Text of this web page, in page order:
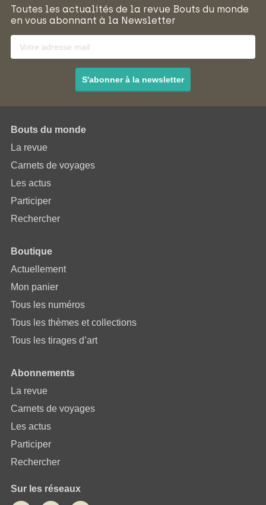
Toutes les actualités de la revue Bouts du monde
en vous abonnant à la Newsletter
S'abonner à la newsletter
Bouts du monde
La revue
Carnets de voyages
Les actus
Participer
Rechercher
Boutique
Actuellement
Mon panier
Tous les numéros
Tous les thèmes et collections
Tous les tirages d’art
Abonnements
La revue
Carnets de voyages
Les actus
Participer
Rechercher
Sur les réseaux